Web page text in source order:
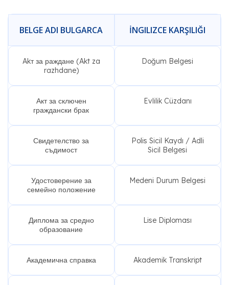
BELGE ADI BULGARCA İNGILIZCE KARŞILIĞI
Akт за раждане (Akt za
razhdane)
Doğum Belgesi
Акт за сключен
граждански брак
Evlilik Cüzdanı
Свидетелство за
съдимост
Polis Sicil Kaydı / Adli
Sicil Belgesi
Удостоверение за
семейно положение
Medeni Durum Belgesi
Диплома за средно
образование
Lise Diploması
Академична справка Akademik Transkript